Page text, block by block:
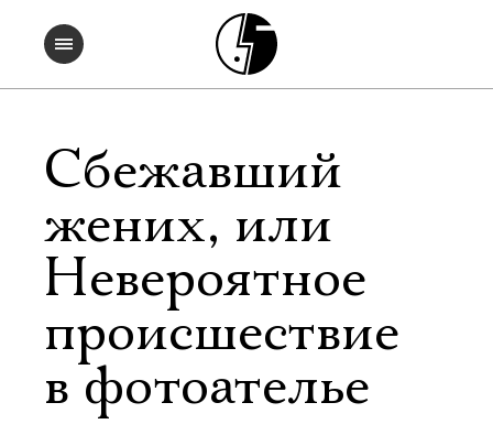
Сбежавший
жених, или
Невероятное
происшествие
в фотоателье